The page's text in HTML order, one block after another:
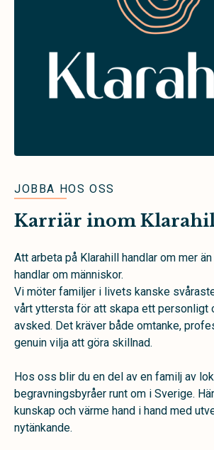
JOBBA HOS OSS
Karriär inom
Att arbeta på Klarahill handlar om mer
handlar om människor.
Vi möter familjer i livets kanske
vårt yttersta för att skapa ett personligt
avsked. Det kräver både omtanke,
genuin vilja att göra skillnad.
Hos oss blir du en del av en familj av
begravningsbyråer runt om i Sverige.
kunskap och värme hand i hand med
nytänkande.